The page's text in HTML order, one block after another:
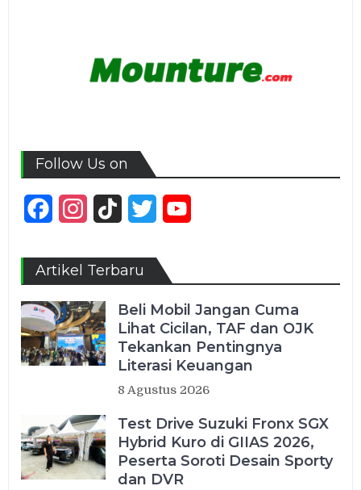
Follow Us on
FacebookInstagram
TikTok Twitter
Artikel Terbaru
Beli Mobil Jangan Cuma
Lihat Cicilan, TAF dan OJK
Tekankan Pentingnya
Literasi Keuangan
8 Agustus 2026
Test Drive Suzuki Fronx SGX
Hybrid Kuro di GIIAS 2026,
Peserta Soroti Desain Sporty
dan DVR